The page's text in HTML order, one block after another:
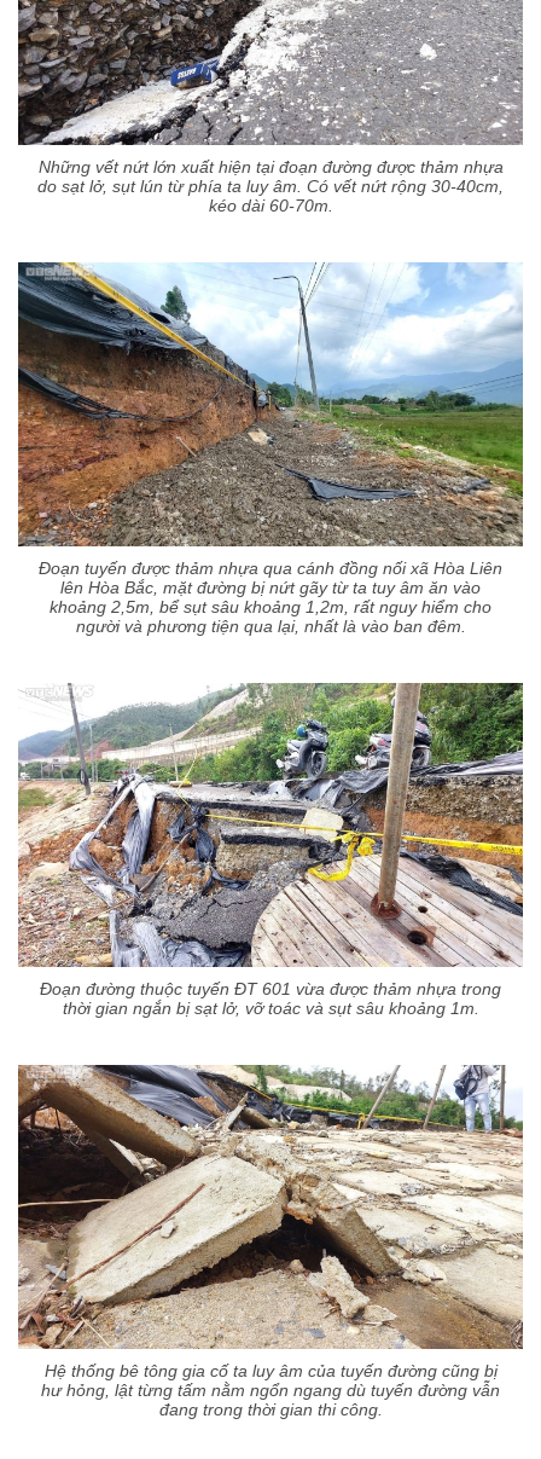
Những vết nứt lớn xuất hiện tại đoạn đường được thảm nhựa
do sạt lở, sụt lún từ phía ta luy âm. Có vết nứt rộng 30-40cm,
kéo dài 60-70m.
Đoạn tuyến được thảm nhựa qua cánh đồng nối xã Hòa Liên
lên Hòa Bắc, mặt đường bị nứt gãy từ ta tuy âm ăn vào
khoảng 2,5m, bể sụt sâu khoảng 1,2m, rất nguy hiểm cho
người và phương tiện qua lại, nhất là vào ban đêm.
Đoạn đường thuộc tuyến ĐT 601 vừa được thảm nhựa trong
thời gian ngắn bị sạt lở, vỡ toác và sụt sâu khoảng 1m.
Hệ thống bê tông gia cố ta luy âm của tuyến đường cũng bị
hư hỏng, lật từng tấm nằm ngổn ngang dù tuyến đường vẫn
đang trong thời gian thi công.